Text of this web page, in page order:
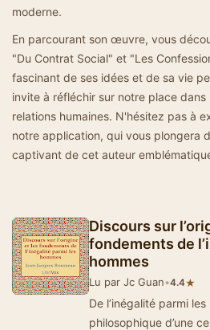
moderne.
En parcourant son œuvre, vous
"Du Contrat Social" et "Les
fascinant de ses idées et de sa vie
invite à réfléchir sur notre place dans
relations humaines. N'hésitez pas à
notre application, qui vous plongera
captivant de cet auteur
Discours sur
fondements de
hommes
Lu par Jc Guan•4.4★
De l’inégalité parmi
philosophique d’une